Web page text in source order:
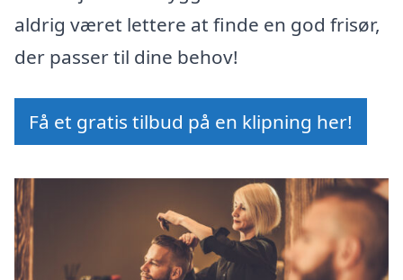
aldrig været lettere at finde en god frisør,
der passer til dine behov!
Få et gratis tilbud på en klipning her!